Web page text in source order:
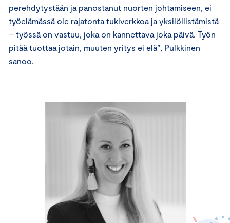
perehdytystään ja panostanut nuorten johtamiseen, ei
työelämässä ole rajatonta tukiverkkoa ja yksilöllistämistä
– työssä on vastuu, joka on kannettava joka päivä. Työn
pitää tuottaa jotain, muuten yritys ei elä”, Pulkkinen
sanoo.